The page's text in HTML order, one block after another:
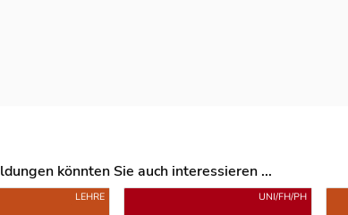
könnten Sie auch interessieren ...
LEHRE UNI/FH/PH